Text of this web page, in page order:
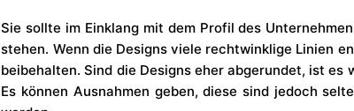
Sie sollte im Einklang mit dem Profil des
stehen. Wenn die Designs viele rechtwinklige Linien
beibehalten. Sind die Designs eher abgerundet, ist
Es können Ausnahmen geben, diese sind jedoch